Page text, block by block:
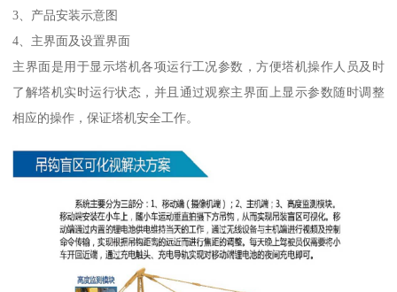
3、产品安装示意图
4、主界面及设置界面
主界面是用于显示塔机各项运行工况参数，方便塔机操作人员及时
了解塔机实时运行状态，并且通过观察主界面上显示参数随时调整
相应的操作，保证塔机安全工作。